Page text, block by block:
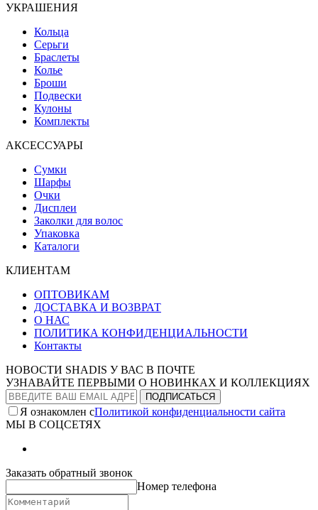
УКРАШЕНИЯ
Кольца
Серьги
Браслеты
Колье
Броши
Подвески
Кулоны
Комплекты
АКСЕССУАРЫ
Сумки
Шарфы
Очки
Дисплеи
Заколки для волос
Упаковка
Каталоги
КЛИЕНТАМ
ОПТОВИКАМ
ДОСТАВКА И ВОЗВРАТ
О НАС
ПОЛИТИКА КОНФИДЕНЦИАЛЬНОСТИ
Контакты
НОВОСТИ SHADIS У ВАС В ПОЧТЕ
УЗНАВАЙТЕ ПЕРВЫМИ О НОВИНКАХ И КОЛЛЕКЦИЯХ
Я ознакомлен сПолитикой конфиденциальности сайта
МЫ В СОЦСЕТЯХ
Заказать обратный звонок
Номер телефона